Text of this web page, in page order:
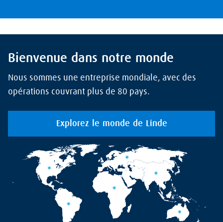
Bienvenue dans notre monde
Nous sommes une entreprise mondiale, avec des
opérations couvrant plus de 80 pays.
Explorez le monde de Linde